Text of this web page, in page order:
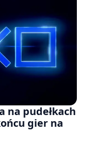
na pudełkach
gier na